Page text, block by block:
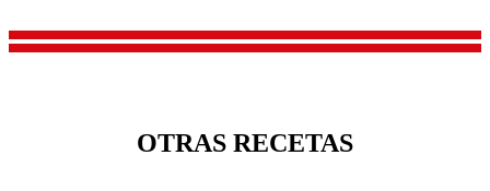
OTRAS RECETAS